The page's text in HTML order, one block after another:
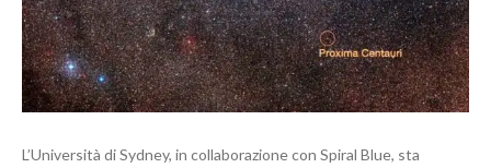
L’Università di Sydney, in collaborazione con Spiral Blue, sta